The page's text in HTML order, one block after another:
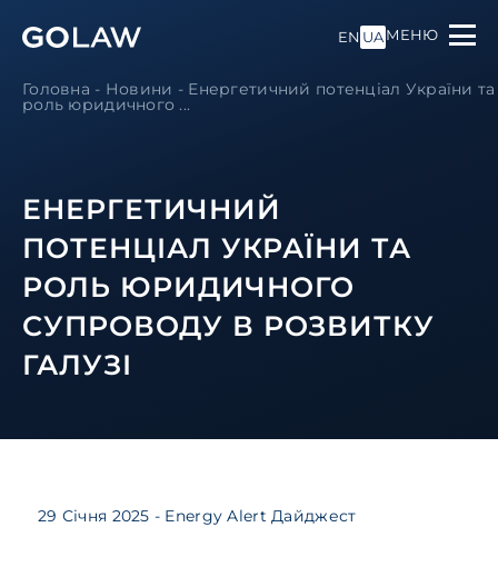
EN UAМЕНЮ
Головна - Новини - Енергетичний потенціал України та
роль юридичного ...
ЕНЕРГЕТИЧНИЙ
ПОТЕНЦІАЛ УКРАЇНИ ТА
РОЛЬ ЮРИДИЧНОГО
СУПРОВОДУ В РОЗВИТКУ
ГАЛУЗІ
29 Січня 2025 - Energy Alert Дайджест